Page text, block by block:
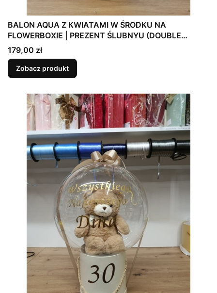
BALON AQUA Z KWIATAMI W ŚRODKU NA
FLOWERBOXIE | PREZENT ŚLUBNYU (DOUBLE
BUBBLE)
Cena
179,00 zł
Zobacz produkt